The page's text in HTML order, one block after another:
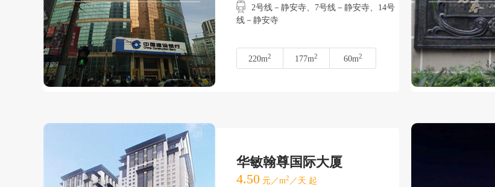
2号线－静安寺、7号线－静安寺、14号
线－静安寺
220m2 177m2 60m2
华敏翰尊国际大厦
4.50 元／m2 ／天 起